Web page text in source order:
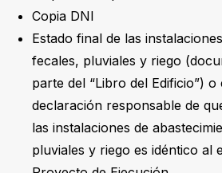
Copia DNI
Estado final de las
fecales, pluviales y riego
parte del “Libro del Edificio”)
declaración responsable de
las instalaciones de
pluviales y riego es idéntico al